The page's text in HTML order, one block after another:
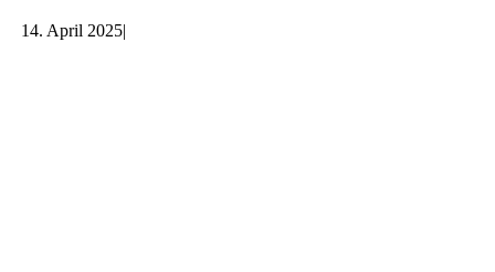
14. April 2025|